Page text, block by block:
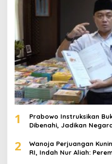
1
Prabowo Instruksikan
Dibenahi, Jadikan
2
Wanoja Perjuangan
RI, Indah Nur Aliah: